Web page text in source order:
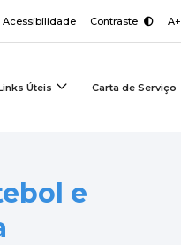
Acessibilidade Contraste A+
Úteis Carta de Serviço
e